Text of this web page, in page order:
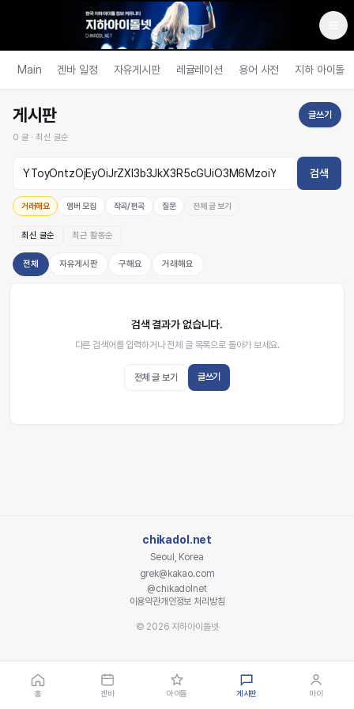
Main 겐바 일정 자유게시판 레귤레이션 용어 사전 지하 아이돌
게시판
0 글 ·최신 글순
글쓰기
검색
거래해요 멤버 모집 작곡/편곡 질문 전체 글 보기
최신 글순 최근 활동순
전체 자유게시판 구해요 거래해요
검색 결과가 없습니다.
다른 검색어를 입력하거나 전체 글 목록으로 돌아가 보세요.
전체 글 보기 글쓰기
chikadol.net
Seoul, Korea
grek@kakao.com
@chikadolnet
이용약관개인정보 처리방침
© 2026 지하아이돌넷
홈 겐바 아이돌 게시판 마이